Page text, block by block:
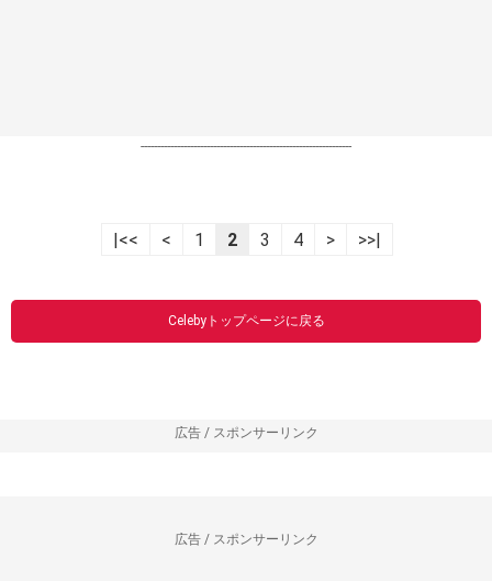
----------------------------------------------------------------
|<< < 1 2 3 4 > >>|
Celebyトップページに戻る
広告 / スポンサーリンク
広告 / スポンサーリンク